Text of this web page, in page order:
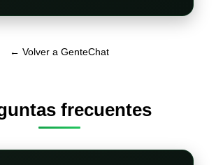
← Volver a GenteChat
frecuentes